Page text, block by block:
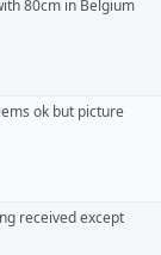
80cm in Belgium
ok but picture
received except